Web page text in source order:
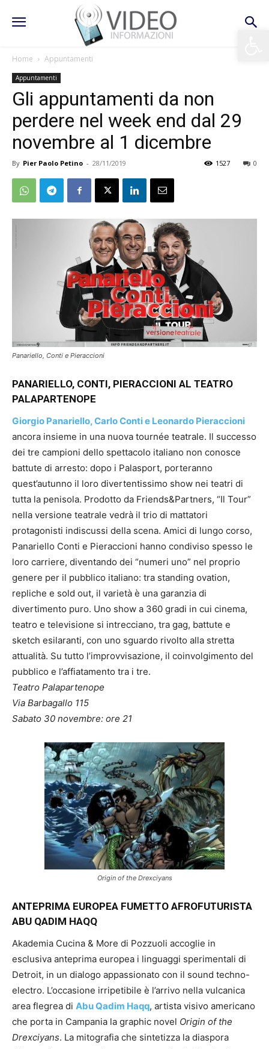
Home Appuntamenti
Appuntamenti
Gli appuntamenti da non
perdere nel week end dal 29
novembre al 1 dicembre
By Pier Paolo Petino - 28/11/2019 0
1527
Panariello, Conti e Pieraccioni
PANARIELLO, CONTI, PIERACCIONI AL TEATRO
PALAPARTENOPE
Giorgio Panariello, Carlo Conti e Leonardo Pieraccioni
ancora insieme in una nuova tournée teatrale. Il successo
dei tre campioni dello spettacolo italiano non conosce
battute di arresto: dopo i Palasport, porteranno
quest’autunno il loro divertentissimo show nei teatri di
tutta la penisola. Prodotto da Friends&Partners, “Il Tour”
nella versione teatrale vedrà il trio di mattatori
protagonisti indiscussi della scena. Amici di lungo corso,
Panariello Conti e Pieraccioni hanno condiviso spesso le
loro carriere, diventando dei “numeri uno” nel proprio
genere per il pubblico italiano: tra standing ovation,
repliche e sold out, il varietà è una garanzia di
divertimento puro. Uno show a 360 gradi in cui cinema,
teatro e televisione si intrecciano, tra gag, battute e
sketch esilaranti, con uno sguardo rivolto alla stretta
attualità. Su tutto l’improvvisazione, il coinvolgimento del
pubblico e l’affiatamento tra i tre.
Teatro Palapartenope
Via Barbagallo 115
Sabato 30 novembre: ore 21
Origin of the Drexciyans
ANTEPRIMA EUROPEA FUMETTO AFROFUTURISTA
ABU QADIM HAQQ
Akademia Cucina & More di Pozzuoli accoglie in
esclusiva anteprima europea i linguaggi sperimentali di
Detroit, in un dialogo appassionato con il sound techno-
electro. L’occasione irripetibile è l’arrivo nella vulcanica
area flegrea di Abu Qadim Haqq, artista visivo americano
che porta in Campania la graphic novel Origin of the
Drexciyans. La mitografia che sintetizza la diaspora